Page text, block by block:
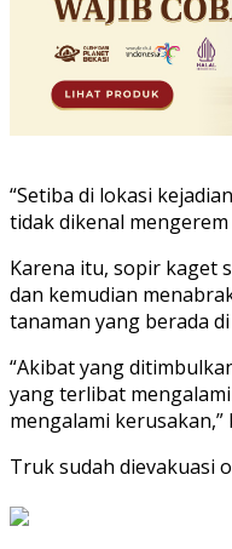
“Setiba di lokasi
tidak dikenal
Karena itu, sopir kaget
dan kemudian
tanaman yang berada
“Akibat yang
yang terlibat
mengalami kerusakan,”
Truk sudah dievakuasi